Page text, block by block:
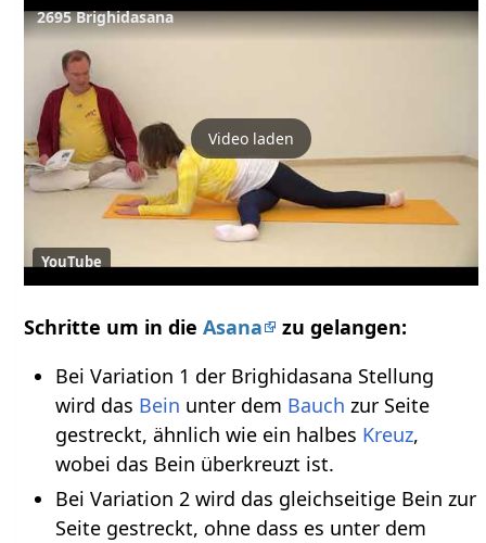
2695 Brighidasana
Video laden
YouTube
Schritte um in dieAsana
zu gelangen:
Bei Variation 1 der Brighidasana Stellung
wird das Bein unter dem Bauch zur Seite
gestreckt, ähnlich wie ein halbes Kreuz,
wobei das Bein überkreuzt ist.
Bei Variation 2 wird das gleichseitige Bein zur
Seite gestreckt, ohne dass es unter dem